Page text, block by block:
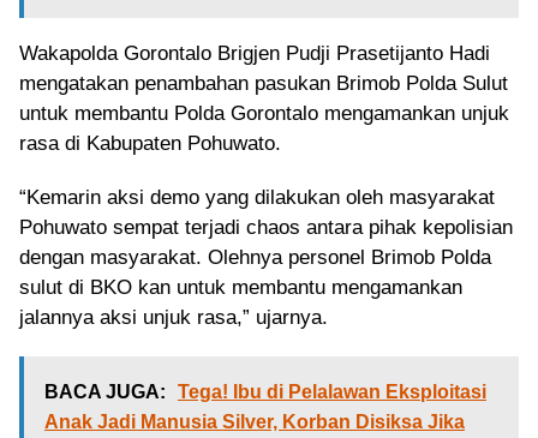
Wakapolda Gorontalo Brigjen Pudji Prasetijanto Hadi
mengatakan penambahan pasukan Brimob Polda Sulut
untuk membantu Polda Gorontalo mengamankan unjuk
rasa di Kabupaten Pohuwato.
“Kemarin aksi demo yang dilakukan oleh masyarakat
Pohuwato sempat terjadi chaos antara pihak kepolisian
dengan masyarakat. Olehnya personel Brimob Polda
sulut di BKO kan untuk membantu mengamankan
jalannya aksi unjuk rasa,” ujarnya.
BACA JUGA:
Tega! Ibu di Pelalawan Eksploitasi
Anak Jadi Manusia Silver, Korban Disiksa Jika